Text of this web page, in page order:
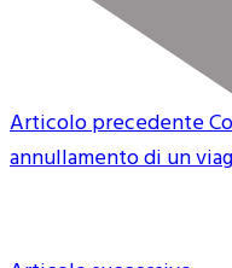
Articolo precedente
annullamento di un